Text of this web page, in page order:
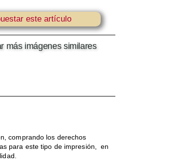
este artículo
más imágenes similares
comprando los derechos
para este tipo de impresión, en